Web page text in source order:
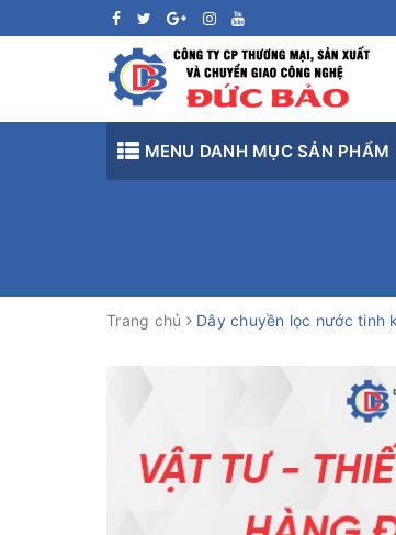
MENU DANH MỤC SẢN PHẨM
Trang chủ Dây chuyền lọc nước tinh